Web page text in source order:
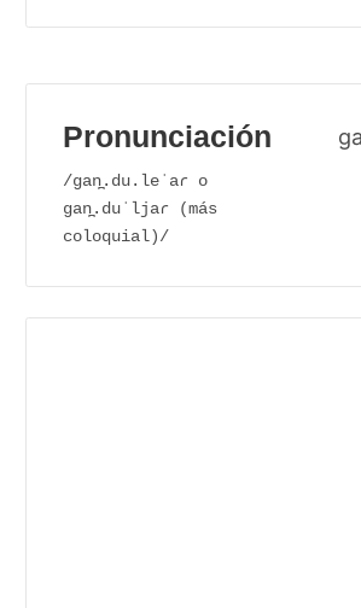
Pronunciación
/gan̪.du.leˈaɾ o
gan̪.duˈljaɾ (más
coloquial)/